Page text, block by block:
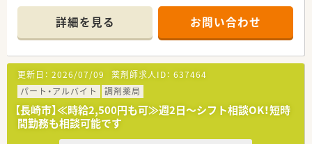
土 09:00～13:00（休憩00分）
※週1～5日の勤務
※その他、日数・時間は希望に応じて応相談
【店舗情報と応需状況について】
■最寄り駅の原爆資料館駅から徒歩約2分と、通勤に非常に便利
な立地にある薬局です。
■主に外科, 眼科, 耳鼻科の3つの医療機関より応需しています。
■1日の処方箋枚数は約80枚で薬剤師2～4名体制で対応してお
ります
詳細を見る お問い合わせ
更新日： 2026/07/09 薬剤師求人ID： 637464
パート・アルバイト
調剤薬局
【長崎市】≪時給2,500円も可≫週2日～シフト相談OK！短時
間勤務も相談可能です